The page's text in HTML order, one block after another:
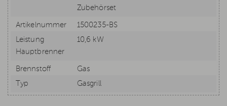
Zubehörset
Artikelnummer
1500235-BS
Leistung
Hauptbrenner
10,6 kW
Brennstoff
Gas
Typ
Gasgrill